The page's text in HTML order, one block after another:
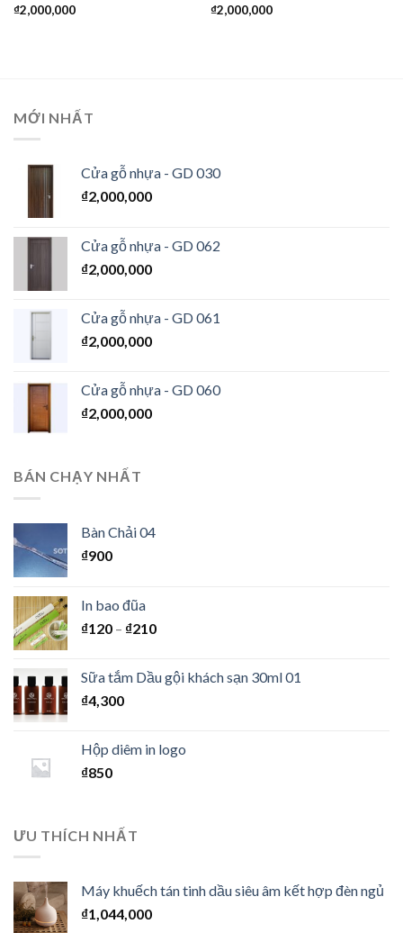
₫2,000,000
₫2,000,000
MỚI NHẤT
Cửa gỗ nhựa - GD 030
₫2,000,000
Cửa gỗ nhựa - GD 062
₫2,000,000
Cửa gỗ nhựa - GD 061
₫2,000,000
Cửa gỗ nhựa - GD 060
₫2,000,000
BÁN CHẠY NHẤT
Bàn Chải 04
₫900
In bao đũa
₫120 – ₫210
Sữa tắm Dầu gội khách sạn 30ml 01
₫4,300
Hộp diêm in logo
₫850
ƯU THÍCH NHẤT
Máy khuếch tán tinh dầu siêu âm kết hợp đèn ngủ
₫1,044,000